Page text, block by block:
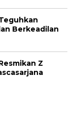
Berkeadilan
Z